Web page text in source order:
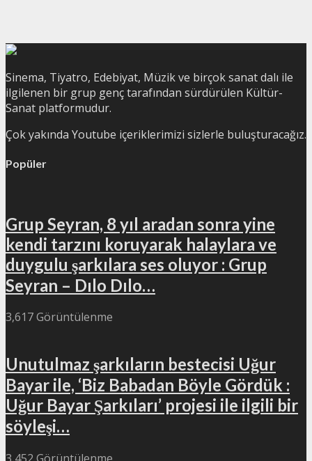
Sinema, Tiyatro, Edebiyat, Müzik ve birçok sanat dalı ile
ilgilenen bir grup genç tarafından sürdürülen Kültür-
Sanat platformudur.
Çok yakında Youtube içeriklerimizi sizlerle buluşturacağız.
Popüler
Grup Seyran, 8 yıl aradan sonra yine
kendi tarzını koruyarak halaylara ve
duygulu şarkılara ses oluyor : Grup
Seyran – Dılo Dılo…
3,617 Görüntülenme
Unutulmaz şarkıların bestecisi Uğur
Bayar ile, ‘Biz Babadan Böyle Gördük :
Uğur Bayar Şarkıları’ projesi ile ilgili bir
söyleşi…